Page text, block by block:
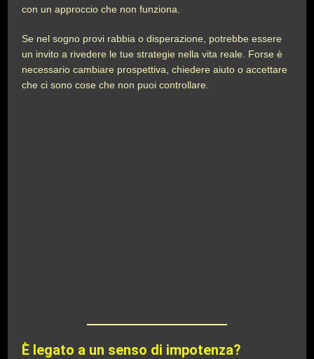
con un approccio che non funziona.
Se nel sogno provi rabbia o disperazione, potrebbe essere
un invito a rivedere le tue strategie nella vita reale. Forse è
necessario cambiare prospettiva, chiedere aiuto o accettare
che ci sono cose che non puoi controllare.
È legato a un senso di impotenza?